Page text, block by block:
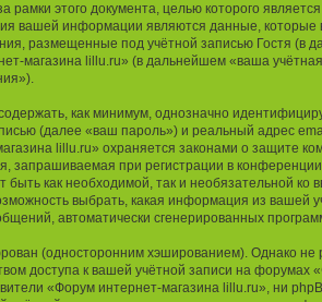
рамки этого документа, целью которого
вашей информации являются данные,
размещенные под учётной записью Гостя (в
магазина lillu.ru» (в дальнейшем «ваша
как минимум, однозначно
(далее «ваш пароль») и реальный адрес
lillu.ru» охраняется законами о защите
запрашиваемая при регистрации в
быть как необходимой, так и необязательной
выбрать, какая информация из вашей
автоматически сгенерированных
(односторонним хэшированием). Однако не
доступа к вашей учётной записи на форумах
«Форум интернет-магазина lillu.ru», ни